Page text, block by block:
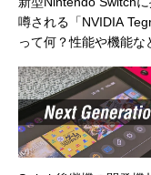
噂される「NVIDIA
って何？性能や機能な
なのかを予想